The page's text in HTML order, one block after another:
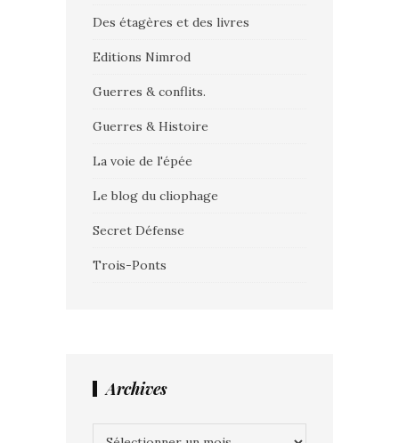
Des étagères et des livres
Editions Nimrod
Guerres & conflits.
Guerres & Histoire
La voie de l'épée
Le blog du cliophage
Secret Défense
Trois-Ponts
Archives